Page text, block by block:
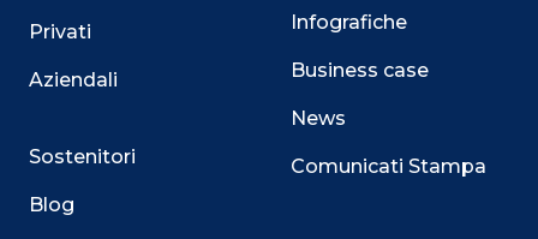
Privati
Aziendali
Sostenitori
Blog
Infografiche
Business case
News
Comunicati Stampa